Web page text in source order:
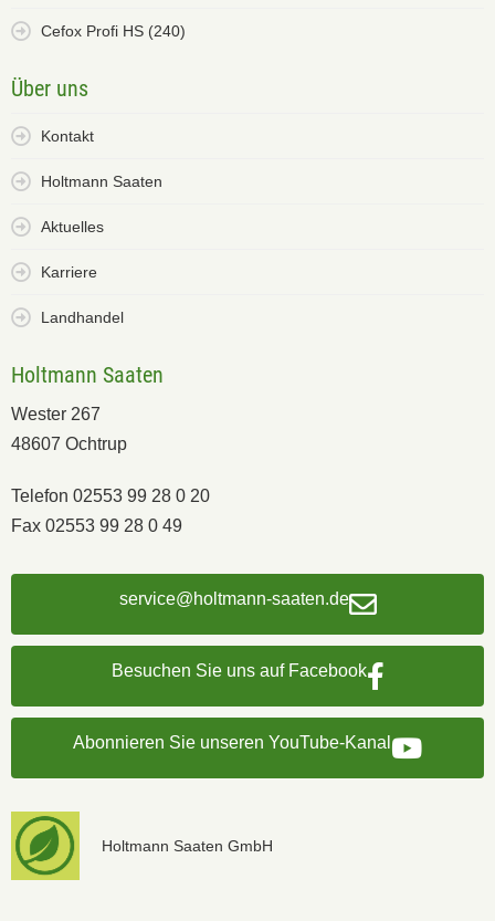
Cefox Profi HS (240)
Über uns
Kontakt
Holtmann Saaten
Aktuelles
Karriere
Landhandel
Holtmann Saaten
Wester 267
48607 Ochtrup
Telefon 02553 99 28 0 20
Fax 02553 99 28 0 49
service@holtmann-saaten.de
Besuchen Sie uns auf Facebook
Abonnieren Sie unseren YouTube-Kanal
Holtmann Saaten GmbH